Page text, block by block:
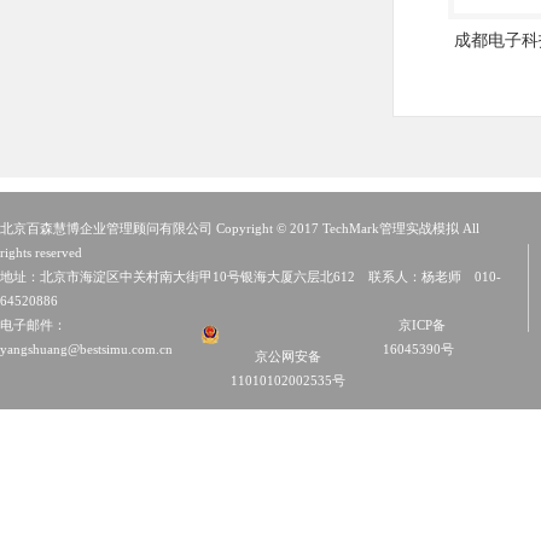
成都电子
北京百森慧博企业管理顾问有限公司 Copyright © 2017 TechMark管理实战模拟 All
rights reserved
地址：北京市海淀区中关村南大街甲10号银海大厦六层北612 联系人：杨老师 010-
64520886
电子邮件：
yangshuang@bestsimu.com.cn
京公网安备
11010102002535号
京ICP备
16045390号